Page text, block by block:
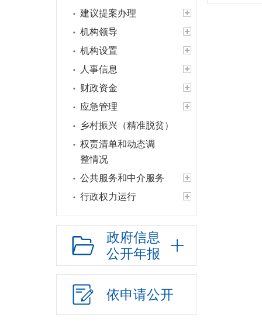
建议提案办理
机构领导
机构设置
人事信息
财政资金
应急管理
乡村振兴（精准脱贫）
权责清单和动态调
整情况
公共服务和中介服务
行政权力运行
网上政务服务
招标采购
新闻发布
本级政策解读
政府信息
公开年报
依申请公开